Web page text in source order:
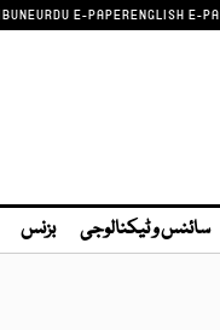
URDU E-PAPERENGLISH E-
سائنس و ٹیکنالوجی بزنس